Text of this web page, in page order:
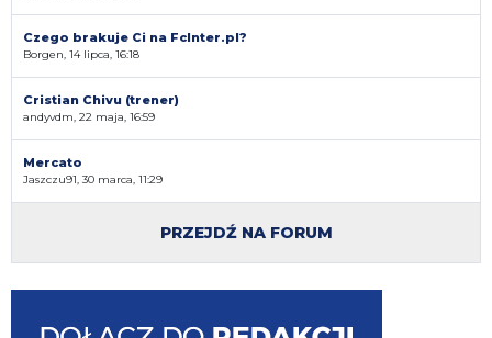
Czego brakuje Ci na FcInter.pl?
Borgen, 14 lipca, 16:18
Cristian Chivu (trener)
andyvdm, 22 maja, 16:59
Mercato
Jaszczu91, 30 marca, 11:29
PRZEJDŹ NA FORUM